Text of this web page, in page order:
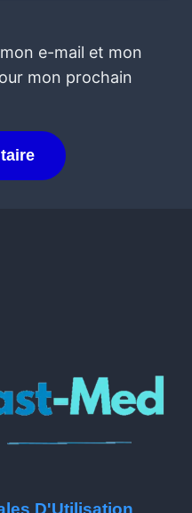
e-mail et mon
mon prochain
D'Utilisation